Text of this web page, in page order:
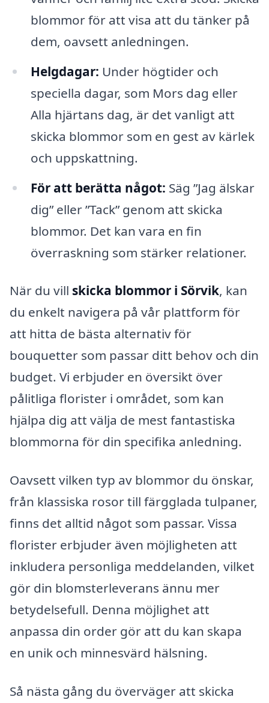
blommor för att visa att du tänker på
dem, oavsett anledningen.
Helgdagar: Under högtider och
speciella dagar, som Mors dag eller
Alla hjärtans dag, är det vanligt att
skicka blommor som en gest av kärlek
och uppskattning.
För att berätta något: Säg ”Jag älskar
dig” eller ”Tack” genom att skicka
blommor. Det kan vara en fin
överraskning som stärker relationer.
När du vill skicka blommor i Sörvik, kan
du enkelt navigera på vår plattform för
att hitta de bästa alternativ för
bouquetter som passar ditt behov och din
budget. Vi erbjuder en översikt över
pålitliga florister i området, som kan
hjälpa dig att välja de mest fantastiska
blommorna för din specifika anledning.
Oavsett vilken typ av blommor du önskar,
från klassiska rosor till färgglada tulpaner,
finns det alltid något som passar. Vissa
florister erbjuder även möjligheten att
inkludera personliga meddelanden, vilket
gör din blomsterleverans ännu mer
betydelsefull. Denna möjlighet att
anpassa din order gör att du kan skapa
en unik och minnesvärd hälsning.
Så nästa gång du överväger att skicka